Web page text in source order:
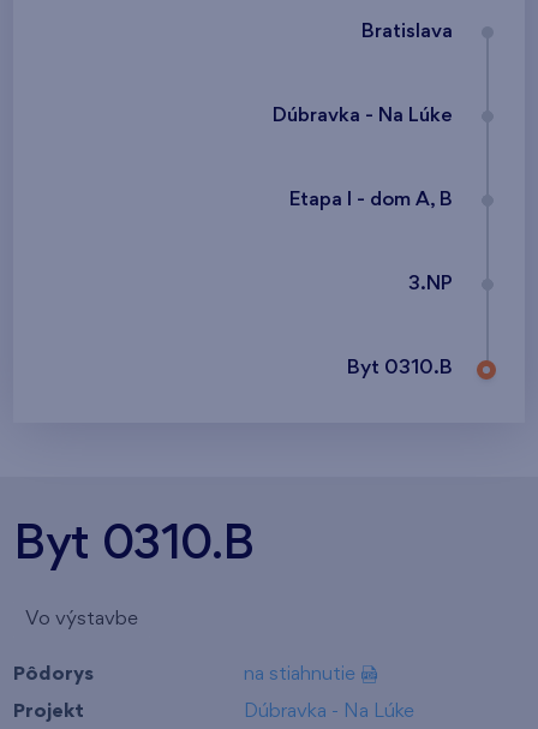
Bratislava
Dúbravka - Na Lúke
Etapa I - dom A, B
3.NP
Byt 0310.B
Byt 0310.B
Vo výstavbe
Pôdorys na stiahnutie
Projekt Dúbravka - Na Lúke